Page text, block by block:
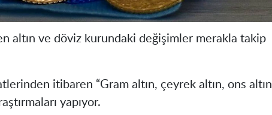
altın ve döviz kurundaki değişimler merakla takip
itibaren “Gram altın, çeyrek altın, ons altın
yapıyor.